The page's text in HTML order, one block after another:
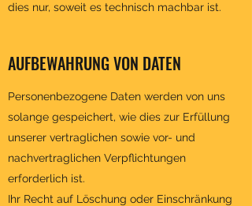
dies nur, soweit es technisch machbar ist.
AUFBEWAHRUNG VON DATEN
Personenbezogene Daten werden von uns
solange gespeichert, wie dies zur Erfüllung
unserer vertraglichen sowie vor- und
nachvertraglichen Verpflichtungen
erforderlich ist.
Ihr Recht auf Löschung oder Einschränkung